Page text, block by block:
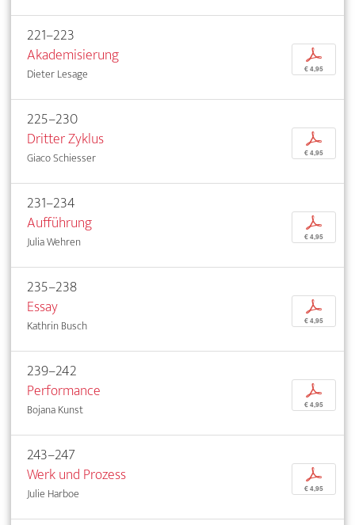
221–223
Akademisierung
Dieter Lesage
p
€ 4,95
225–230
Dritter Zyklus
Giaco Schiesser
p
€ 4,95
231–234
Aufführung
Julia Wehren
p
€ 4,95
235–238
Essay
Kathrin Busch
p
€ 4,95
239–242
Performance
Bojana Kunst
p
€ 4,95
243–247
Werk und Prozess
Julie Harboe
p
€ 4,95